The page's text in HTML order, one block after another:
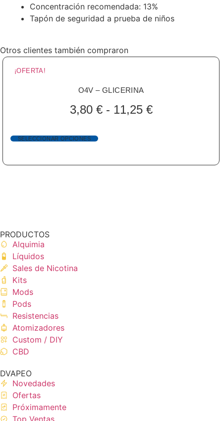
Concentración recomendada: 13%
Tapón de seguridad a prueba de niños
Otros clientes también compraron
¡OFERTA!
O4V – GLICERINA
3,80 € - 11,25 €
SELECCIONAR OPCIONES
PRODUCTOS
Alquimia
Líquidos
Sales de Nicotina
Kits
Mods
Pods
Resistencias
Atomizadores
Custom / DIY
CBD
DVAPEO
Novedades
Ofertas
Próximamente
Top Ventas